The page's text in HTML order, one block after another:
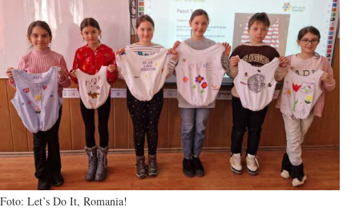
Foto: Let’s Do It, Romania!